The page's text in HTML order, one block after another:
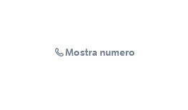
Mostra numero